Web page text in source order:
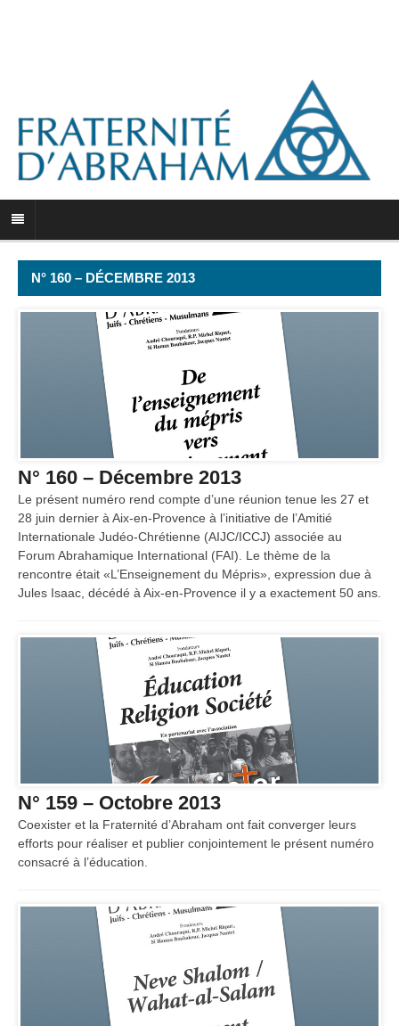
N° 160 – DÉCEMBRE 2013
N° 160 – Décembre 2013
Le présent numéro rend compte d’une réunion tenue les 27 et
28 juin dernier à Aix-en-Provence à l’initiative de l’Amitié
Internationale Judéo-Chrétienne (AIJC/ICCJ) associée au
Forum Abrahamique International (FAI). Le thème de la
rencontre était «L’Enseignement du Mépris», expression due à
Jules Isaac, décédé à Aix-en-Provence il y a exactement 50 ans.
N° 159 – Octobre 2013
Coexister et la Fraternité d’Abraham ont fait converger leurs
efforts pour réaliser et publier conjointement le présent numéro
consacré à l’éducation.